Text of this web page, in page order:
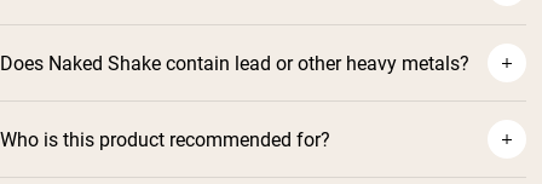
Does Naked Shake contain lead or other heavy metals?
Who is this product recommended for?